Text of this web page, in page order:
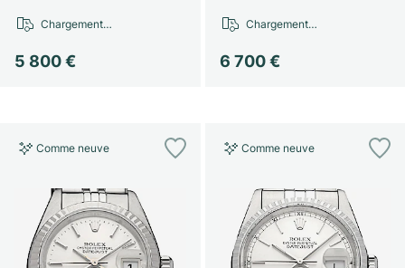
5 800 €
Chargement…
6 700 €
Chargement…
Comme neuve Comme neuve